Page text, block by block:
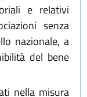
e relativi
senza
nazionale, a
del bene
nella misura